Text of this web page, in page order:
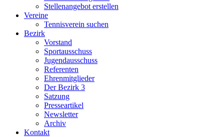
Stellenangebot erstellen
Vereine
Tennisverein suchen
Bezirk
Vorstand
Sportausschuss
Jugendausschuss
Referenten
Ehrenmitglieder
Der Bezirk 3
Satzung
Presseartikel
Newsletter
Archiv
Kontakt